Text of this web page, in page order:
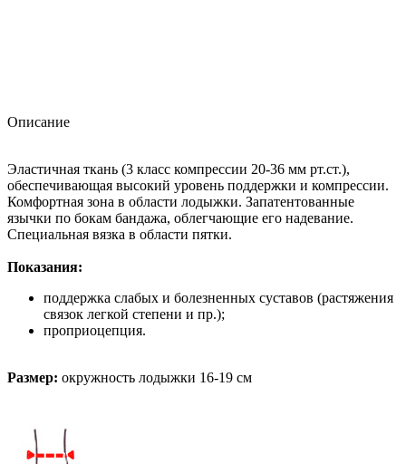
Описание
Эластичная ткань (3 класс компрессии 20-36 мм рт.ст.),
обеспечивающая высокий уровень поддержки и компрессии.
Комфортная зона в области лодыжки. Запатентованные
язычки по бокам бандажа, облегчающие его надевание.
Специальная вязка в области пятки.
Показания:
поддержка слабых и болезненных суставов (растяжения
связок легкой степени и пр.);
проприоцепция.
Размер: окружность лодыжки 16-19 см